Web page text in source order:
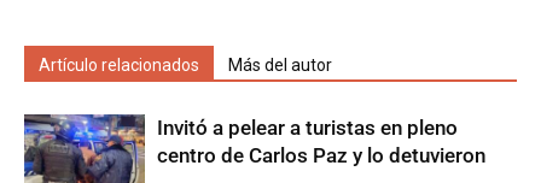
Artículo relacionados Más del autor
Invitó a pelear a turistas en pleno
centro de Carlos Paz y lo detuvieron